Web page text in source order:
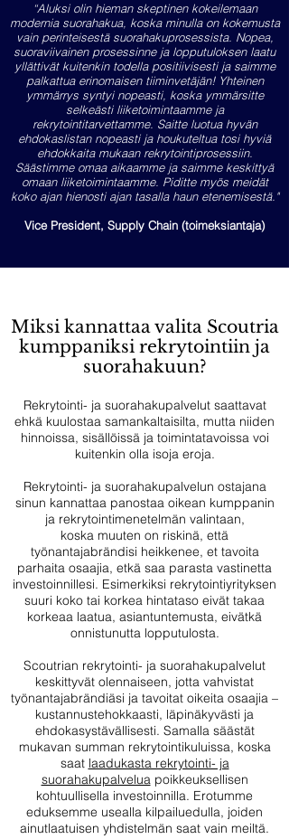
“Aluksi olin hieman skeptinen kokeilemaan
modernia suorahakua, koska minulla on kokemusta
vain perinteisestä suorahakuprosessista. Nopea,
suoraviivainen prosessinne ja lopputuloksen laatu
yllättivät kuitenkin todella positiivisesti ja saimme
palkattua erinomaisen tiiminvetäjän! Yhteinen
ymmärrys syntyi nopeasti, koska ymmärsitte
selkeästi liiketoimintaamme ja
rekrytointitarvettamme. Saitte luotua hyvän
ehdokaslistan nopeasti ja houkuteltua tosi hyviä
ehdokkaita mukaan rekrytointiprosessiin.
Säästimme omaa aikaamme ja saimme keskittyä
omaan liiketoimintaamme. Piditte myös meidät
koko ajan hienosti ajan tasalla haun etenemisestä."
Vice President, Supply Chain (toimeksiantaja)
Miksi kannattaa valita Scoutria
kumppaniksi rekrytointiin ja
suorahakuun?
Rekrytointi- ja suorahakupalvelut saattavat
ehkä kuulostaa samankaltaisilta, mutta niiden
hinnoissa, sisällöissä ja toimintatavoissa voi
kuitenkin olla isoja eroja.
Rekrytointi- ja suorahakupalvelun ostajana
sinun kannattaa panostaa oikean kumppanin
ja rekrytointimenetelmän valintaan,
koska muuten on riskinä, että
työnantajabrändisi heikkenee, et tavoita
parhaita osaajia, etkä saa parasta vastinetta
investoinnillesi. Esimerkiksi rekrytointiyrityksen
suuri koko tai korkea hintataso eivät takaa
korkeaa laatua, asiantuntemusta, eivätkä
onnistunutta lopputulosta.
Scoutrian rekrytointi- ja suorahakupalvelut
keskittyvät olennaiseen, jotta vahvistat
työnantajabrändiäsi ja tavoitat oikeita osaajia –
kustannustehokkaasti, läpinäkyvästi ja
ehdokasystävällisesti. Samalla säästät
mukavan summan rekrytointikuluissa, koska
saat laadukasta rekrytointi- ja
suorahakupalveluapoikkeuksellisen
kohtuullisella investoinnilla. Erotumme
eduksemme usealla kilpailuedulla, joiden
ainutlaatuisen yhdistelmän saat vain meiltä.